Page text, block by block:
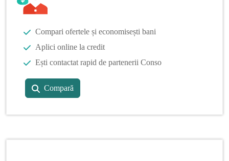
Compari ofertele și economisești bani
Aplici online la credit
Ești contactat rapid de partenerii Conso
Compară